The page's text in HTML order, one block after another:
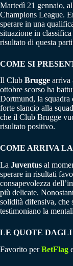
Martedì 21 gennaio,
Champions League.
sperare in una
situazione in
risultato di questa
COME SI
Il Club Brugge arriva
ottobre scorso ha
Dortmund, la
forte slancio alla
che il Club Brugge
risultato positivo.
COME ARRIVA
La Juventus al
sperare in risultati
consapevolezza
più delicate.
solidità difensiva, che
testimoniano la
LE QUOTE
Favorito perBetFlag